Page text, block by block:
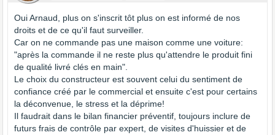
Oui Arnaud, plus on s'inscrit tôt plus on est informé de nos
droits et de ce qu'il faut surveiller.
Car on ne commande pas une maison comme une voiture:
"après la commande il ne reste plus qu'attendre le produit fini
de qualité livré clés en main".
Le choix du constructeur est souvent celui du sentiment de
confiance créé par le commercial et ensuite c'est pour certains
la déconvenue, le stress et la déprime!
Il faudrait dans le bilan financier préventif, toujours inclure de
futurs frais de contrôle par expert, de visites d'huissier et de